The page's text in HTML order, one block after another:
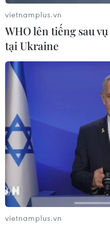
07/08/2026 10:56
Sri Lanka triển khai quân
sóng vượt ngục bất thành
07/08/2026 10:35
Thụy Sĩ khó đạt mục
thải khí nhà kính vào
07/08/2026 09:42
Bão Dolphin càn quét
phải đóng cửa
vietnamplus.vn
WHO lên tiếng sau
tại Ukraine
vietnamplus.vn